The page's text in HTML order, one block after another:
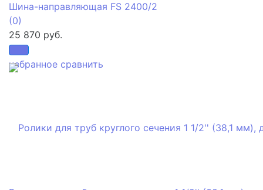
избранное сравнить
Шина-направляющая FS 2400/2
(0)
25 870 руб.